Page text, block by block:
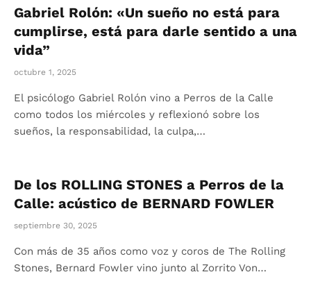
Gabriel Rolón: «Un sueño no está para
cumplirse, está para darle sentido a una
vida”
octubre 1, 2025
El psicólogo Gabriel Rolón vino a Perros de la Calle
como todos los miércoles y reflexionó sobre los
sueños, la responsabilidad, la culpa,…
De los ROLLING STONES a Perros de la
Calle: acústico de BERNARD FOWLER
septiembre 30, 2025
Con más de 35 años como voz y coros de The Rolling
Stones, Bernard Fowler vino junto al Zorrito Von…